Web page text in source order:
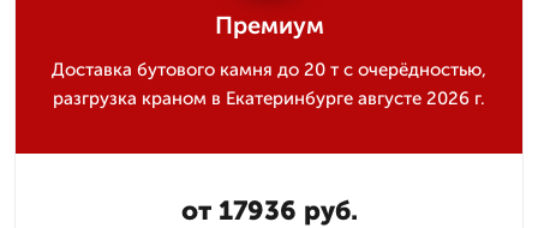
Премиум
Доставка бутового камня до 20 т с очерёдностью,
разгрузка краном в Екатеринбурге августе 2026 г.
от 17936 руб.